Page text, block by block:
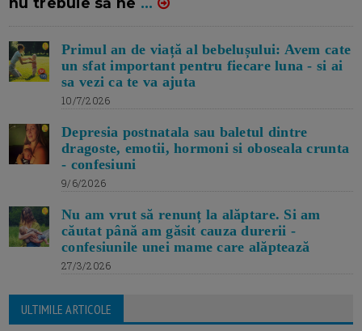
Primul an de viață al bebelușului: Avem cate
un sfat important pentru fiecare luna - si ai
sa vezi ca te va ajuta
10/7/2026
Depresia postnatala sau baletul dintre
dragoste, emotii, hormoni si oboseala crunta
- confesiuni
9/6/2026
Nu am vrut să renunț la alăptare. Si am
căutat până am găsit cauza durerii -
confesiunile unei mame care alăptează
27/3/2026
ULTIMILE ARTICOLE